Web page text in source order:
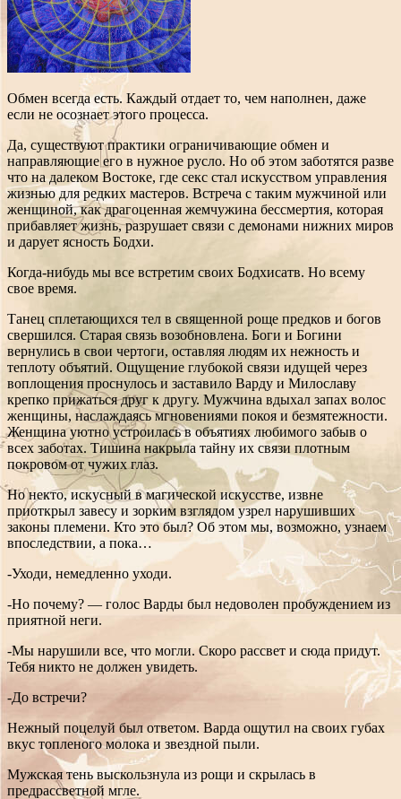
Обмен всегда есть. Каждый отдает то, чем наполнен, даже
если не осознает этого процесса.
Да, существуют практики ограничивающие обмен и
направляющие его в нужное русло. Но об этом заботятся разве
что на далеком Востоке, где секс стал искусством управления
жизнью для редких мастеров. Встреча с таким мужчиной или
женщиной, как драгоценная жемчужина бессмертия, которая
прибавляет жизнь, разрушает связи с демонами нижних миров
и дарует ясность Бодхи.
Когда-нибудь мы все встретим своих Бодхисатв. Но всему
свое время.
Танец сплетающихся тел в священной роще предков и богов
свершился. Старая связь возобновлена. Боги и Богини
вернулись в свои чертоги, оставляя людям их нежность и
теплоту объятий. Ощущение глубокой связи идущей через
воплощения проснулось и заставило Варду и Милославу
крепко прижаться друг к другу. Мужчина вдыхал запах волос
женщины, наслаждаясь мгновениями покоя и безмятежности.
Женщина уютно устроилась в объятиях любимого забыв о
всех заботах. Тишина накрыла тайну их связи плотным
покровом от чужих глаз.
Но некто, искусный в магической искусстве, извне
приоткрыл завесу и зорким взглядом узрел нарушивших
законы племени. Кто это был? Об этом мы, возможно, узнаем
впоследствии, а пока…
-Уходи, немедленно уходи.
-Но почему? — голос Варды был недоволен пробуждением из
приятной неги.
-Мы нарушили все, что могли. Скоро рассвет и сюда придут.
Тебя никто не должен увидеть.
-До встречи?
Нежный поцелуй был ответом. Варда ощутил на своих губах
вкус топленого молока и звездной пыли.
Мужская тень выскользнула из рощи и скрылась в
предрассветной мгле.